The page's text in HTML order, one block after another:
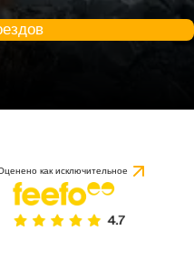
как исключительное